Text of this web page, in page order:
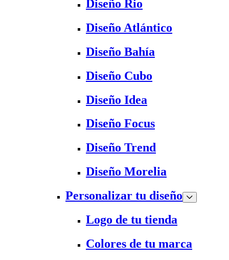
Diseño Rio
Diseño Atlántico
Diseño Bahía
Diseño Cubo
Diseño Idea
Diseño Focus
Diseño Trend
Diseño Morelia
Personalizar tu diseño
Logo de tu tienda
Colores de tu marca